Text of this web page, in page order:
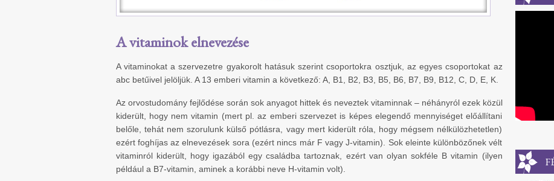
A vitaminok elnevezése
A vitaminokat a szervezetre gyakorolt hatásuk szerint csoportokra osztjuk, az egyes csoportokat az
abc betűivel jelöljük. A 13 emberi vitamin a következő: A, B1, B2, B3, B5, B6, B7, B9, B12, C, D, E, K.
Az orvostudomány fejlődése során sok anyagot hittek és neveztek vitaminnak – néhányról ezek közül
kiderült, hogy nem vitamin (mert pl. az emberi szervezet is képes elegendő mennyiséget előállítani
belőle, tehát nem szorulunk külső pótlásra, vagy mert kiderült róla, hogy mégsem nélkülözhetetlen)
ezért foghíjas az elnevezések sora (ezért nincs már F vagy J-vitamin). Sok eleinte különbözőnek vélt
vitaminról kiderült, hogy igazából egy családba tartoznak, ezért van olyan sokféle B vitamin (ilyen
például a B7-vitamin, aminek a korábbi neve H-vitamin volt).